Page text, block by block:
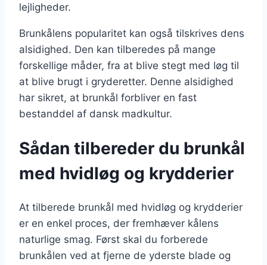
lejligheder.
Brunkålens popularitet kan også tilskrives dens
alsidighed. Den kan tilberedes på mange
forskellige måder, fra at blive stegt med løg til
at blive brugt i gryderetter. Denne alsidighed
har sikret, at brunkål forbliver en fast
bestanddel af dansk madkultur.
Sådan tilbereder du brunkål
med hvidløg og krydderier
At tilberede brunkål med hvidløg og krydderier
er en enkel proces, der fremhæver kålens
naturlige smag. Først skal du forberede
brunkålen ved at fjerne de yderste blade og